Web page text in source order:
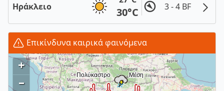
Ηράκλειο 30°C 3 - 4 BF
Επικίνδυνα καιρικά φαινόμενα
+
–